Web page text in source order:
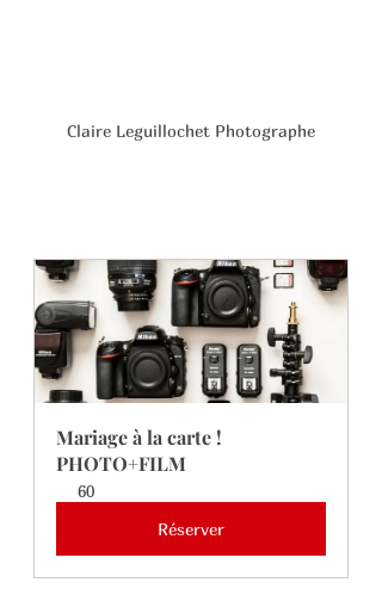
Claire Leguillochet Photographe
Mariage à la carte !
PHOTO+FILM
60
Réserver